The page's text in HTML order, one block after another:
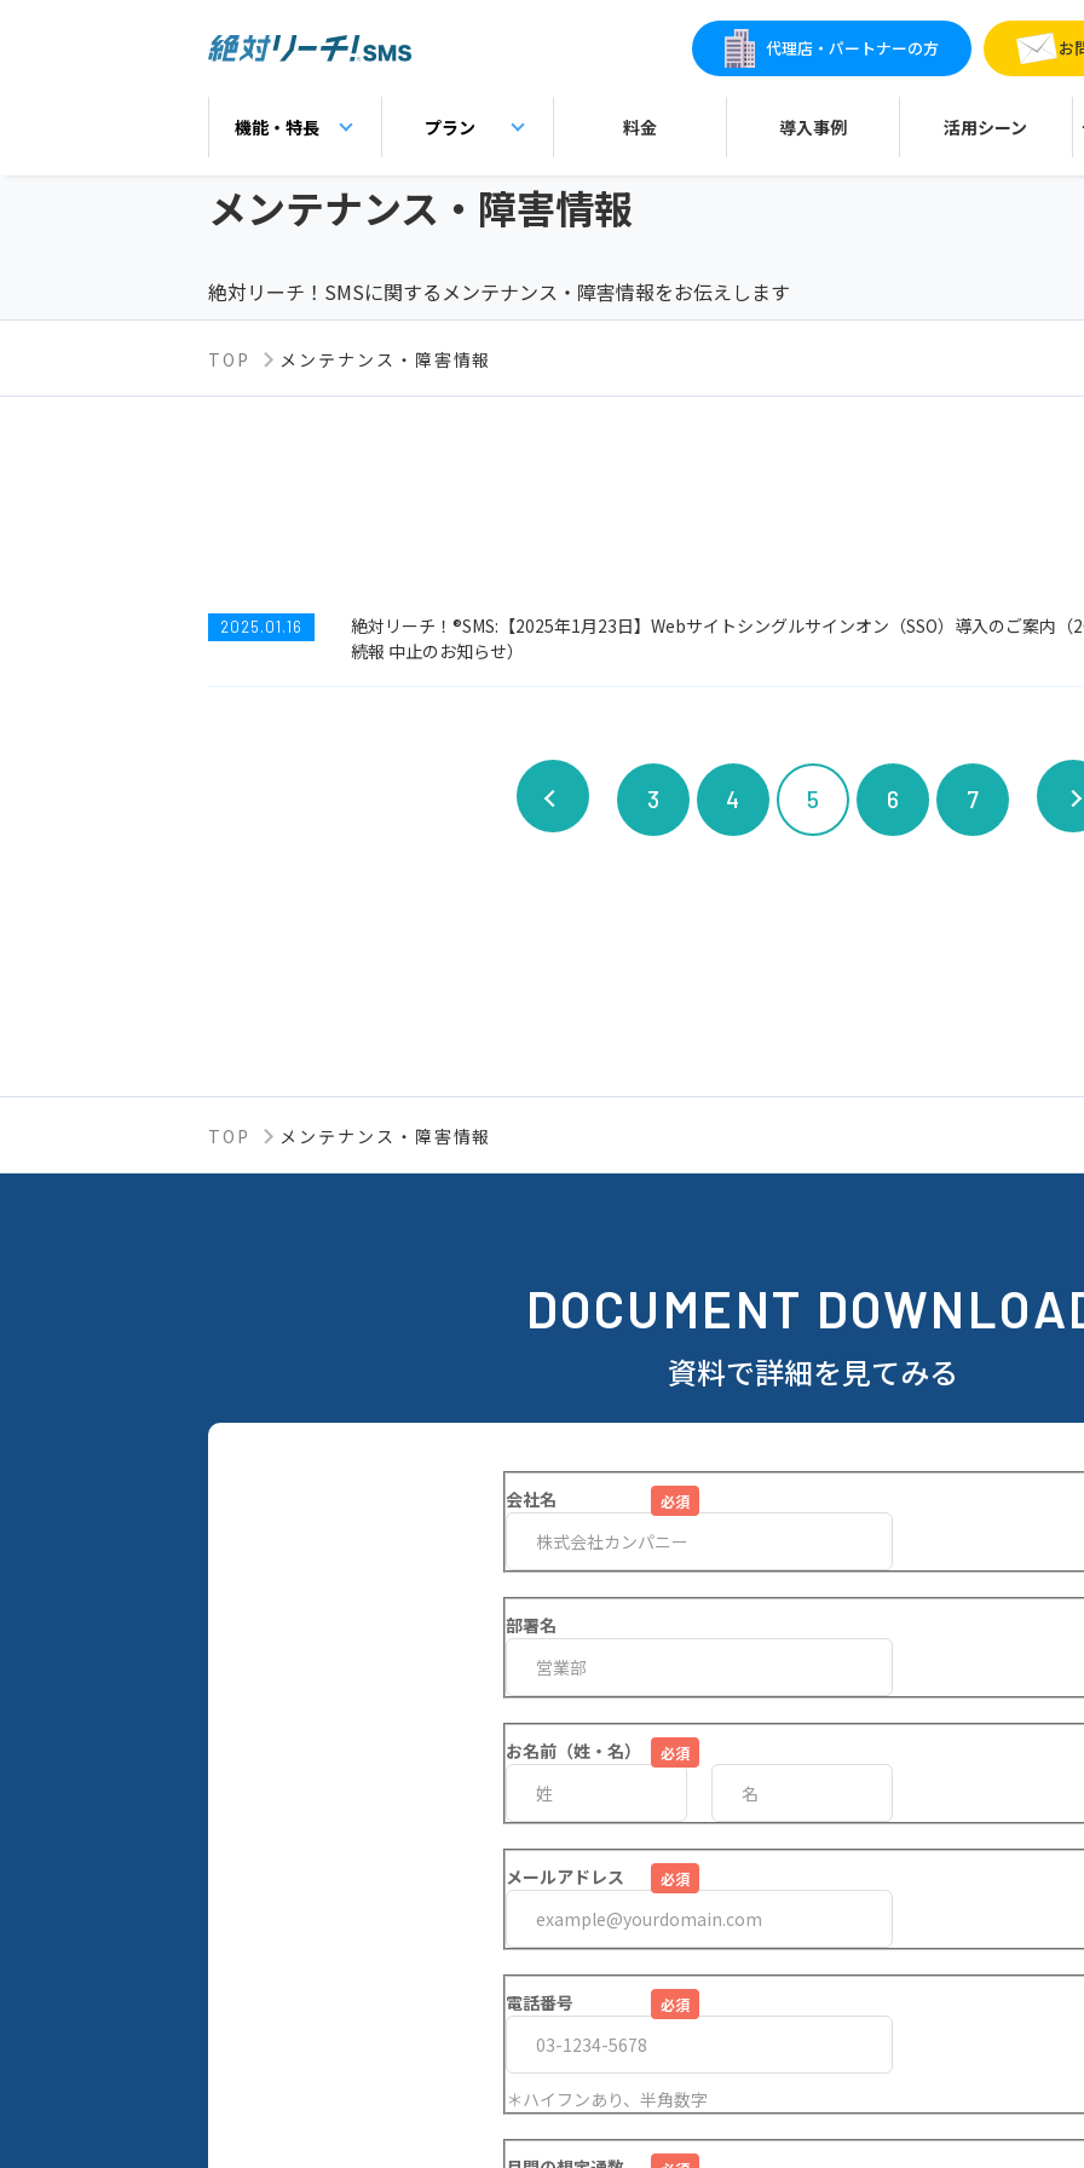
代理店・パートナーの方 お
機能・特長 プラン 料金 導入事例 活用シーン
メンテナンス・ 障害情報
絶対リーチ！SMSに関するメンテナンス・障害情報をお伝えします
TOP メンテナンス・障害情報
2025.01.16
絶対リーチ！®SMS:【2025年1月23日】Webサイトシングルサインオン（SSO）導入のご案内（
続報 中止のお知らせ）
3 4 5 6 7
TOP メンテナンス・障害情報
DOCUMENT
資料で詳細を見てみる
会社名
部署名
お名前（姓・名）
メールアドレス
電話番号
＊ハイフンあり、半角数字